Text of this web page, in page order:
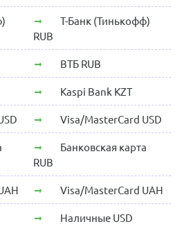
Т-Банк (Тинькофф)
RUB
ВТБ RUB
Kaspi Bank KZT
Visa/MasterCard USD
Банковская карта
RUB
Visa/MasterCard UAH
Наличные USD